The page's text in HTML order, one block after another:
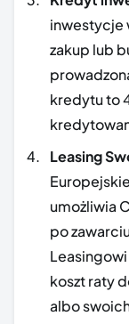
inwestycje
zakup lub
kredytu to
Leasing
umożliwia
po
koszt raty
albo